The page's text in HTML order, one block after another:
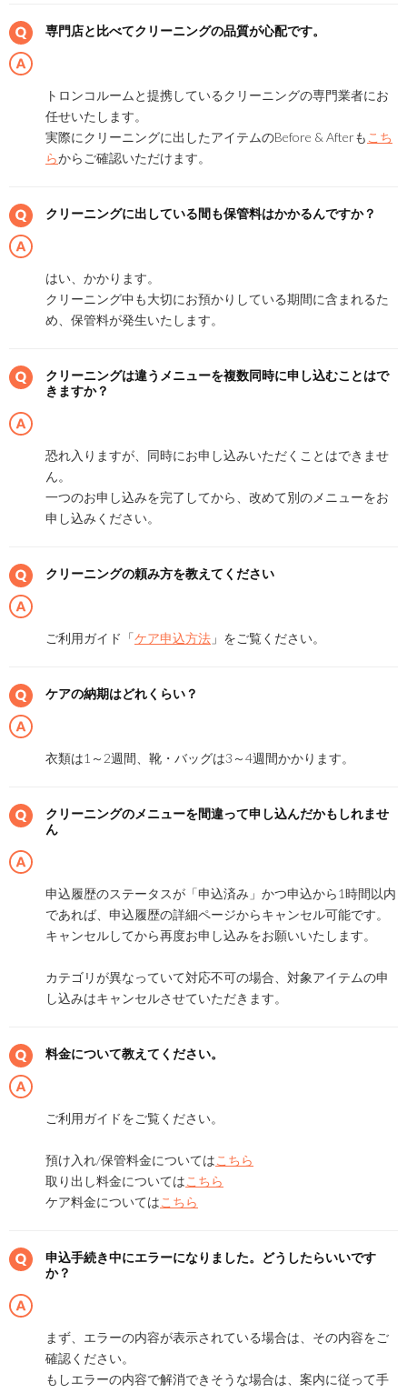
専門店と比べてクリーニングの品質が心配です。
トロンコルームと提携しているクリーニングの専門業者にお
任せいたします。
実際にクリーニングに出したアイテムのBefore & Afterも こち
らからご確認いただけます。
クリーニングに出している間も保管料はかかるんですか？
はい、かかります。
クリーニング中も大切にお預かりしている期間に含まれるた
め、保管料が発生いたします。
クリーニングは違うメニューを複数同時に申し込むことはで
きますか？
恐れ入りますが、同時にお申し込みいただくことはできませ
ん。
一つのお申し込みを完了してから、改めて別のメニューをお
申し込みください。
クリーニングの頼み方を教えてください
ご利用ガイド「ケア申込方法 」をご覧ください。
ケアの納期はどれくらい？
衣類は1～2週間、靴・バッグは3～4週間かかります。
クリーニングのメニューを間違って申し込んだかもしれませ
ん
申込履歴のステータスが「申込済み」かつ申込から1時間以内
であれば、申込履歴の詳細ページからキャンセル可能です。
キャンセルしてから再度お申し込みをお願いいたします。
カテゴリが異なっていて対応不可の場合、対象アイテムの申
し込みはキャンセルさせていただきます。
料金について教えてください。
ご利用ガイドをご覧ください。
預け入れ/保管料金についてはこちら
取り出し料金についてはこちら
ケア料金についてはこちら
申込手続き中にエラーになりました。どうしたらいいです
か？
まず、エラーの内容が表示されている場合は、その内容をご
確認ください。
もしエラーの内容で解消できそうな場合は、案内に従って手